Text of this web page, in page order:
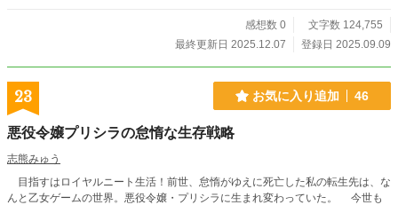
感想数 0
文字数 124,755
最終更新日 2025.12.07
登録日 2025.09.09
23 お気に入り追加 46
悪役令嬢プリシラの怠惰な生存戦略
志熊みゅう
目指すはロイヤルニート生活！前世、怠惰がゆえに死亡した私の転生先は、な
んと乙女ゲームの世界。悪役令嬢・プリシラに生まれ変わっていた。 今世も